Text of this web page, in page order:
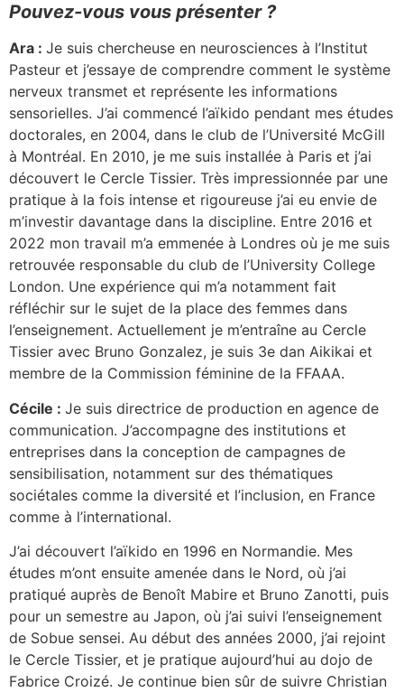
Pouvez-vous vous présenter ?
Ara : Je suis chercheuse en neurosciences à l’Institut
Pasteur et j’essaye de comprendre comment le système
nerveux transmet et représente les informations
sensorielles. J’ai commencé l’aïkido pendant mes études
doctorales, en 2004, dans le club de l’Université McGill
à Montréal. En 2010, je me suis installée à Paris et j’ai
découvert le Cercle Tissier. Très impressionnée par une
pratique à la fois intense et rigoureuse j’ai eu envie de
m’investir davantage dans la discipline. Entre 2016 et
2022 mon travail m’a emmenée à Londres où je me suis
retrouvée responsable du club de l’University College
London. Une expérience qui m’a notamment fait
réfléchir sur le sujet de la place des femmes dans
l’enseignement. Actuellement je m’entraîne au Cercle
Tissier avec Bruno Gonzalez, je suis 3e dan Aikikai et
membre de la Commission féminine de la FFAAA.
Cécile : Je suis directrice de production en agence de
communication. J’accompagne des institutions et
entreprises dans la conception de campagnes de
sensibilisation, notamment sur des thématiques
sociétales comme la diversité et l’inclusion, en France
comme à l’international.
J’ai découvert l’aïkido en 1996 en Normandie. Mes
études m’ont ensuite amenée dans le Nord, où j’ai
pratiqué auprès de Benoît Mabire et Bruno Zanotti, puis
pour un semestre au Japon, où j’ai suivi l’enseignement
de Sobue sensei. Au début des années 2000, j’ai rejoint
le Cercle Tissier, et je pratique aujourd’hui au dojo de
Fabrice Croizé. Je continue bien sûr de suivre Christian